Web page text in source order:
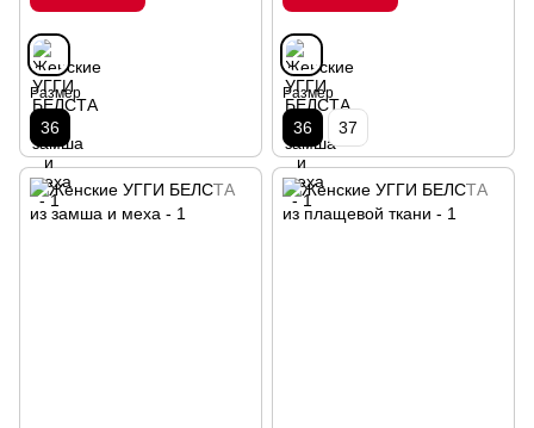
Размер
36
Размер
36 37